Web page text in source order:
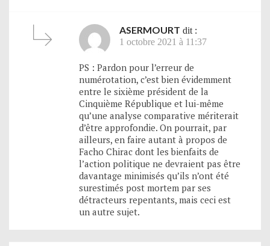
ASERMOURT dit :
1 octobre 2021 à 11:37
PS : Pardon pour l’erreur de
numérotation, c’est bien évidemment
entre le sixième président de la
Cinquième République et lui-même
qu’une analyse comparative mériterait
d’être approfondie. On pourrait, par
ailleurs, en faire autant à propos de
Facho Chirac dont les bienfaits de
l’action politique ne devraient pas être
davantage minimisés qu’ils n’ont été
surestimés post mortem par ses
détracteurs repentants, mais ceci est
un autre sujet.